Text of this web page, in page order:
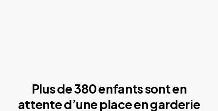
Plus de 380 enfants sont en
attente d’une place en garderie